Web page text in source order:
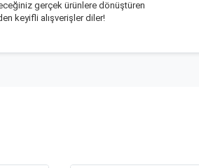
gerçek ürünlere dönüştüren
keyifli alışverişler diler!